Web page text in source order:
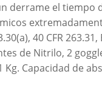
derrame el tiempo
40 CFR
de Nitrilo, 2
Kg. Capacidad de